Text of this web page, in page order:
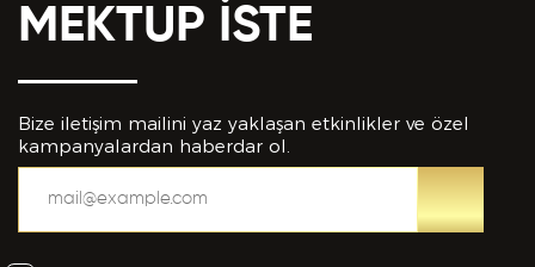
MEKTUP İSTE
Bize iletişim mailini yaz yaklaşan etkinlikler ve özel
kampanyalardan haberdar ol.